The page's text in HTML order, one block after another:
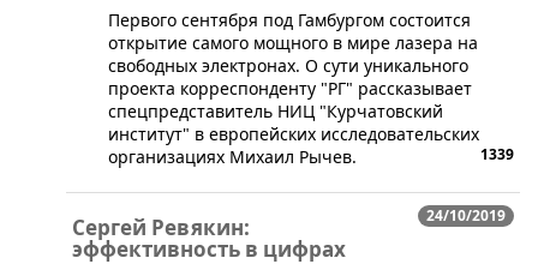
​Первого сентября под Гамбургом состоится
открытие самого мощного в мире лазера на
свободных электронах. О сути уникального
проекта корреспонденту "РГ" рассказывает
спецпредставитель НИЦ "Курчатовский
институт" в европейских исследовательских
организациях Михаил Рычев.
1339
24/10/2019
Сергей Ревякин:
эффективность в цифрах